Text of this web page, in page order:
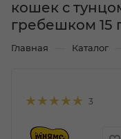
кошек с
гребешком 15
Главная Каталог
3